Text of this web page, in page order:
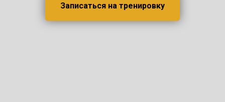
Записаться на тренировку